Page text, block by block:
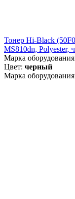
Тонер Hi-Black
MS810dn, Polyester,
Марка
Цвет: черный
Марка